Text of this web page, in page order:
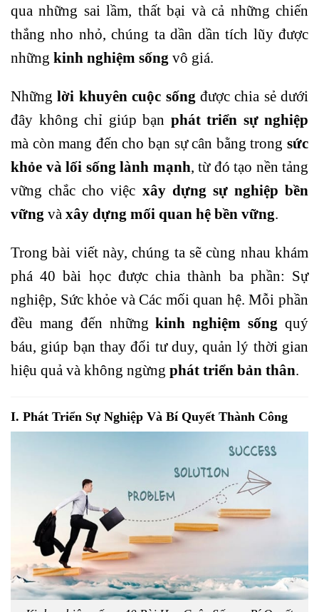
qua những sai lầm, thất bại và cả những chiến
thắng nho nhỏ, chúng ta dần dần tích lũy được
những kinh nghiệm sống vô giá.
Nhữnglời khuyên cuộc sống được chia sẻ dưới
đây không chỉ giúp bạn phát triển sự nghiệp
mà còn mang đến cho bạn sự cân bằng trong sức
khỏe và lối sống lành mạnh, từ đó tạo nền tảng
vững chắc cho việc xây dựng sự nghiệp bền
vững và xây dựng mối quan hệ bền vững.
Trong bài viết này, chúng ta sẽ cùng nhau khám
phá 40 bài học được chia thành ba phần: Sự
nghiệp, Sức khỏe và Các mối quan hệ. Mỗi phần
đều mang đến nhữngkinh nghiệm sống quý
báu, giúp bạn thay đổi tư duy, quản lý thời gian
hiệu quả và không ngừng phát triển bản thân.
I. Phát Triển Sự Nghiệp Và Bí Quyết Thành Công